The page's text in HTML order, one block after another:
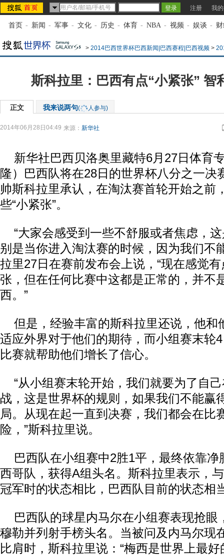
注册 我
首页 - 新闻 - 军事 - 文化 - 历史 - 体育 - NBA - 视频 - 娱谈 -
> 2014巴西世界杯巴西新闻|巴西赛程|巴西视频 >
斯科拉里：巴西有点“小紧张” 智
正文 我来说两句( 人参与)
2014年06月28日04:49 来源： 新华社
新华社巴西贝洛奥里藏特6月27日体育
隆）巴西队将在28日的世界杯八分之一决
帅斯科拉里承认，在淘汰赛首轮开始之前
些“小紧张”。
“大家会感受到一些不舒服或者焦虑，
别是当你进入淘汰赛的时候，因为我们不
拉里27日在赛前发布会上说，“现在感觉
张，但在任何比赛中这都是正常的，并不
西。”
但是，经验丰富的斯科拉里还说，他和
适应外界对于他们的期待，而小组赛末轮
比赛就帮助他们增长了信心。
“从小组赛末轮开始，我们就要为了自
战，这是世界杯的规则，如果我们不能赢
局。从现在起一直到决赛，我们都会在比
险，”斯科拉里说。
巴西队在小组赛中2胜1平，最终依靠净
西哥队，获得A组头名。斯科拉里表示，
冠军时的状态相比，巴西队目前的状态相
巴西队的球星内马尔在小组赛表现抢眼
穆勒并列射手榜头名。当被问及内马尔现
比肩时，斯科拉里说：“梅西是世界上最